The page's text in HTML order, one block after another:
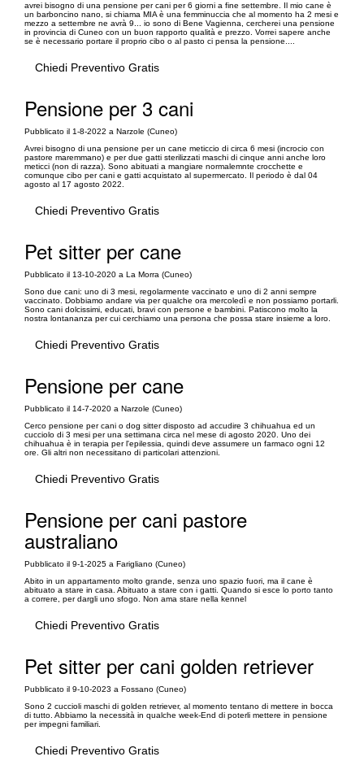
avrei bisogno di una pensione per cani per 6 giorni a fine settembre. Il mio cane è
un barboncino nano, si chiama MIA è una femminuccia che al momento ha 2 mesi e
mezzo a settembre ne avrà 9... io sono di Bene Vagienna, cercherei una pensione
in provincia di Cuneo con un buon rapporto qualità e prezzo. Vorrei sapere anche
se è necessario portare il proprio cibo o al pasto ci pensa la pensione....
Chiedi Preventivo Gratis
Pensione per 3 cani
Pubblicato il 1-8-2022 a Narzole (Cuneo)
Avrei bisogno di una pensione per un cane meticcio di circa 6 mesi (incrocio con
pastore maremmano) e per due gatti sterilizzati maschi di cinque anni anche loro
meticci (non di razza). Sono abituati a mangiare normalemnte crocchette e
comunque cibo per cani e gatti acquistato al supermercato. Il periodo è dal 04
agosto al 17 agosto 2022.
Chiedi Preventivo Gratis
Pet sitter per cane
Pubblicato il 13-10-2020 a La Morra (Cuneo)
Sono due cani: uno di 3 mesi, regolarmente vaccinato e uno di 2 anni sempre
vaccinato. Dobbiamo andare via per qualche ora mercoledì e non possiamo portarli.
Sono cani dolcissimi, educati, bravi con persone e bambini. Patiscono molto la
nostra lontananza per cui cerchiamo una persona che possa stare insieme a loro.
Chiedi Preventivo Gratis
Pensione per cane
Pubblicato il 14-7-2020 a Narzole (Cuneo)
Cerco pensione per cani o dog sitter disposto ad accudire 3 chihuahua ed un
cucciolo di 3 mesi per una settimana circa nel mese di agosto 2020. Uno dei
chihuahua è in terapia per l'epilessia, quindi deve assumere un farmaco ogni 12
ore. Gli altri non necessitano di particolari attenzioni.
Chiedi Preventivo Gratis
Pensione per cani pastore
australiano
Pubblicato il 9-1-2025 a Farigliano (Cuneo)
Abito in un appartamento molto grande, senza uno spazio fuori, ma il cane è
abituato a stare in casa. Abituato a stare con i gatti. Quando si esce lo porto tanto
a correre, per dargli uno sfogo. Non ama stare nella kennel
Chiedi Preventivo Gratis
Pet sitter per cani golden retriever
Pubblicato il 9-10-2023 a Fossano (Cuneo)
Sono 2 cuccioli maschi di golden retriever, al momento tentano di mettere in bocca
di tutto. Abbiamo la necessità in qualche week-End di poterli mettere in pensione
per impegni familiari.
Chiedi Preventivo Gratis